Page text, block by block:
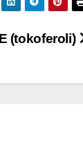
(tokoferoli)